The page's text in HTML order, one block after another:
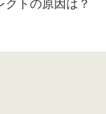
クトの原因は？